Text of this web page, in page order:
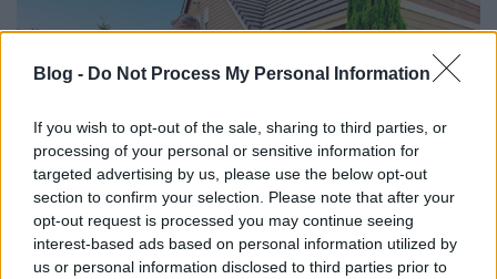
Blog - Do Not Process My Personal Information
If you wish to opt-out of the sale, sharing to third parties, or
processing of your personal or sensitive information for
targeted advertising by us, please use the below opt-out
section to confirm your selection. Please note that after your
opt-out request is processed you may continue seeing
interest-based ads based on personal information utilized by
us or personal information disclosed to third parties prior to